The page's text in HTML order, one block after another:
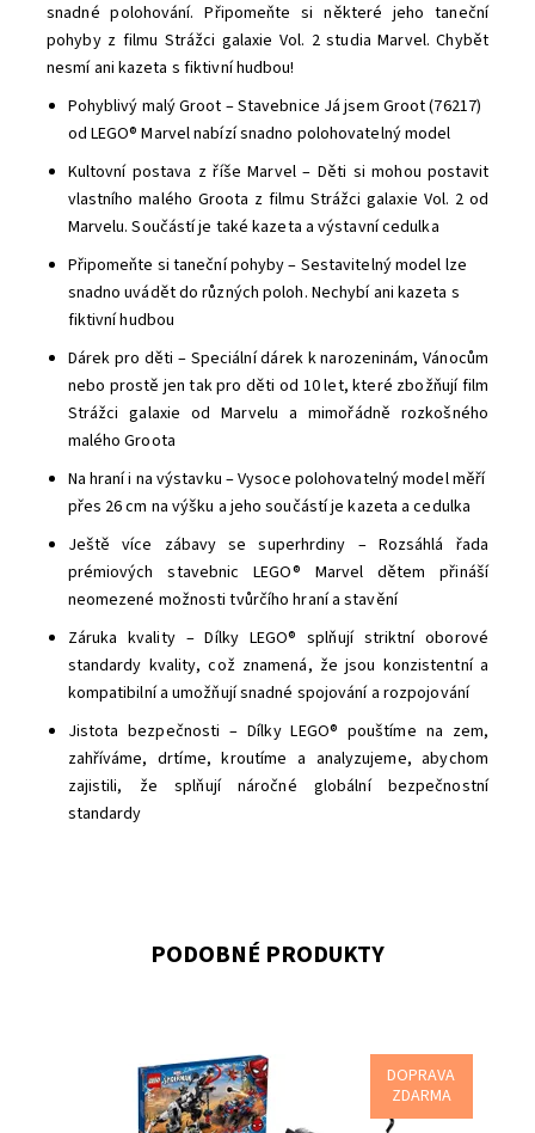
snadné polohování. Připomeňte si některé jeho taneční
pohyby z filmu Strážci galaxie Vol. 2 studia Marvel. Chybět
nesmí ani kazeta s fiktivní hudbou!
Pohyblivý malý Groot – Stavebnice Já jsem Groot (76217)
od LEGO® Marvel nabízí snadno polohovatelný model
Kultovní postava z říše Marvel – Děti si mohou postavit
vlastního malého Groota z filmu Strážci galaxie Vol. 2 od
Marvelu. Součástí je také kazeta a výstavní cedulka
Připomeňte si taneční pohyby – Sestavitelný model lze
snadno uvádět do různých poloh. Nechybí ani kazeta s
fiktivní hudbou
Dárek pro děti – Speciální dárek k narozeninám, Vánocům
nebo prostě jen tak pro děti od 10 let, které zbožňují film
Strážci galaxie od Marvelu a mimořádně rozkošného
malého Groota
Na hraní i na výstavku – Vysoce polohovatelný model měří
přes 26 cm na výšku a jeho součástí je kazeta a cedulka
Ještě více zábavy se superhrdiny – Rozsáhlá řada
prémiových stavebnic LEGO® Marvel dětem přináší
neomezené možnosti tvůrčího hraní a stavění
Záruka kvality – Dílky LEGO® splňují striktní oborové
standardy kvality, což znamená, že jsou konzistentní a
kompatibilní a umožňují snadné spojování a rozpojování
Jistota bezpečnosti – Dílky LEGO® pouštíme na zem,
zahříváme, drtíme, kroutíme a analyzujeme, abychom
zajistili, že splňují náročné globální bezpečnostní
standardy
PODOBNÉ PRODUKTY
DOPRAVA
ZDARMA
Akce z filmů od Marvelu s minifigurkami superhrdinů a
Venomosaurem!